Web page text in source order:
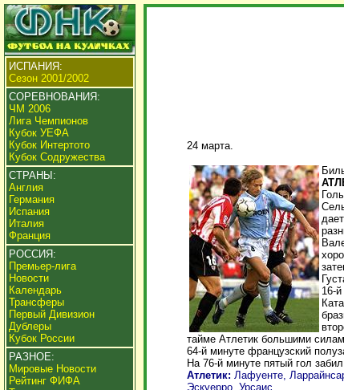
ИСПАНИЯ:
Сезон 2001/2002
СОРЕВНОВАНИЯ:
ЧМ 2006
Лига Чемпионов
Кубок УЕФА
Кубок Интертото
Кубок Содружества
СТРАНЫ:
Англия
Германия
Испания
Италия
Франция
РОССИЯ:
Премьер-лига
Новости
Календарь
Трансферы
Первый Дивизион
Дублеры
Кубок России
РАЗНОЕ:
Мировые Новости
Рейтинг ФИФА
24 марта.
16-
тайме Атлетик большими
64-й минуте французский
На 76-й минуте пятый гол
Атлетик: Лафуенте,
Эскуерро, Урсаис.